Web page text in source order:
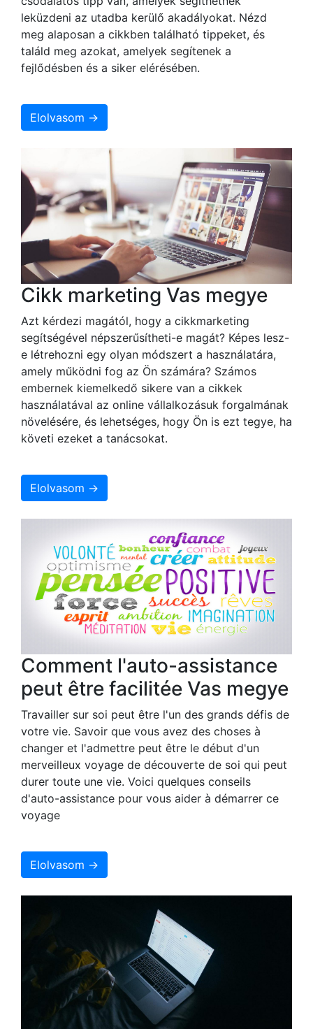
leküzdeni az utadba kerülő akadályokat. Nézd
meg alaposan a cikkben található tippeket, és
találd meg azokat, amelyek segítenek a
fejlődésben és a siker elérésében.
Elolvasom →
Cikk marketing Vas megye
Azt kérdezi magától, hogy a cikkmarketing
segítségével népszerűsítheti-e magát? Képes lesz-
e létrehozni egy olyan módszert a használatára,
amely működni fog az Ön számára? Számos
embernek kiemelkedő sikere van a cikkek
használatával az online vállalkozásuk forgalmának
növelésére, és lehetséges, hogy Ön is ezt tegye, ha
követi ezeket a tanácsokat.
Elolvasom →
Comment l'auto-assistance
peut être facilitée Vas megye
Travailler sur soi peut être l'un des grands défis de
votre vie. Savoir que vous avez des choses à
changer et l'admettre peut être le début d'un
merveilleux voyage de découverte de soi qui peut
durer toute une vie. Voici quelques conseils
d'auto-assistance pour vous aider à démarrer ce
voyage
Elolvasom →